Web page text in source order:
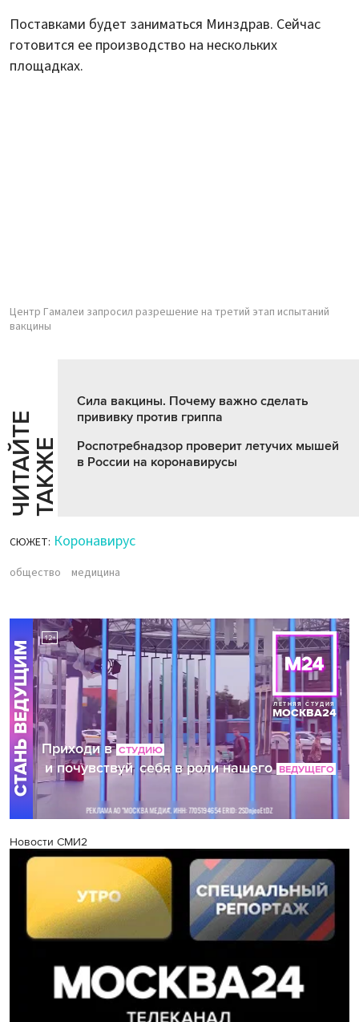
Поставками будет заниматься Минздрав. Сейчас
готовится ее производство на нескольких
площадках.
Центр Гамалеи запросил разрешение на третий этап испытаний
вакцины
Ч
И
Т
АЙ
Т
Е
Т
А
К
ЖЕ
Сила вакцины. Почему важно сделать
прививку против гриппа
Роспотребнадзор проверит летучих мышей
в России на коронавирусы
СЮЖЕТ: Коронавирус
общество медицина
Новости СМИ2